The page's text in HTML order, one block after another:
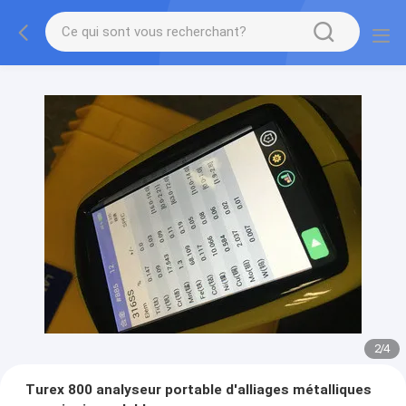
2/4
Turex 800 analyseur portable d'alliages métalliques